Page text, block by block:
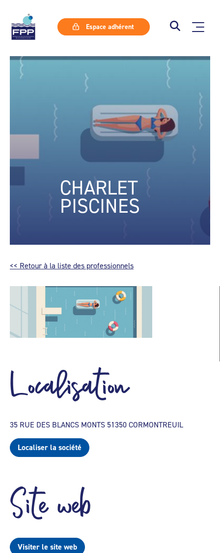
Espace adhérent
CHARLET
PISCINES
<< Retour à la liste des professionnels
Localisation
35 RUE DES BLANCS MONTS 51350 CORMONTREUIL
Localiser la société
Site web
Visiter le site web